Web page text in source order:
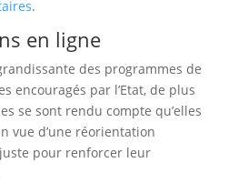
.
en ligne
des programmes de
encouragés par l’Etat, de plus
se sont rendu compte qu’elles
vue d’une réorientation
pour renforcer leur